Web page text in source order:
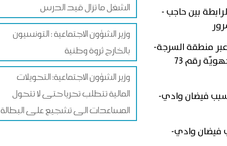
الشغل ما تزال قيد الدرس
وزير الشؤون الاجتماعية : التونسيون
بالخارج ثروة وطنية
وزير الشؤون الاجتماعية: التحويلات
المالية تتطلب تحريا حتى لا تتحول
المساعدات الى تشجيع على البطالة
- بين حاجب
-منطقة السرجة
بسبب فيضان وادي زرود وتمّ تحويل حركة المرور عبر الطّريق الجهويّة رقم 73
-والسبيخة بسبب فيضان وادي
-فيضان وادي